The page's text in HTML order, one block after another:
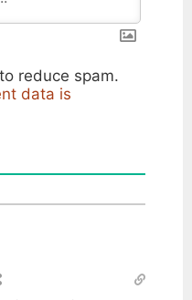
reduce spam.
data is